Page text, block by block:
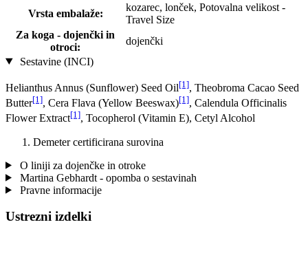
Vrsta embalaže:
kozarec, lonček, Potovalna velikost -
Travel Size
Za koga - dojenčki in
otroci:
dojenčki
Sestavine (INCI)
Helianthus Annus (Sunflower) Seed Oil[1], Theobroma Cacao Seed
Butter[1], Cera Flava (Yellow Beeswax)[1], Calendula Officinalis
Flower Extract[1], Tocopherol (Vitamin E), Cetyl Alcohol
Demeter certificirana surovina
O liniji za dojenčke in otroke
Martina Gebhardt - opomba o sestavinah
Pravne informacije
Ustrezni izdelki